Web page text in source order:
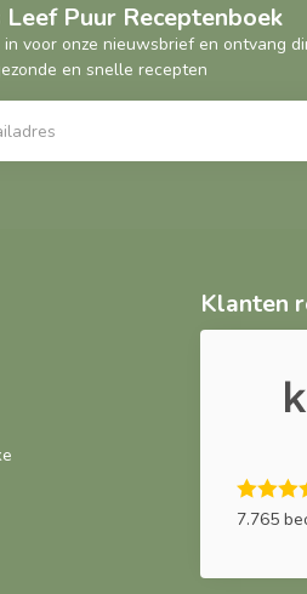
Leef Puur Receptenboek
in voor onze nieuwsbrief en ontvang
en snelle recepten
Klanten
7.765